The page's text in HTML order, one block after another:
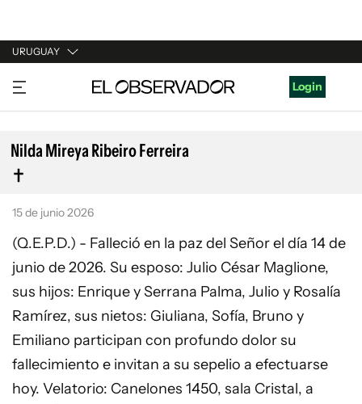
URUGUAY
URUGUAY
ARGENTINA
ESPAÑA
ESTADOS UNIDOS
Login
Nilda Mireya Ribeiro Ferreira
15 de junio 2026
(Q.E.P.D.) - Falleció en la paz del Señor el día 14 de
junio de 2026. Su esposo: Julio César Maglione,
sus hijos: Enrique y Serrana Palma, Julio y Rosalía
Ramírez, sus nietos: Giuliana, Sofía, Bruno y
Emiliano participan con profundo dolor su
fallecimiento e invitan a su sepelio a efectuarse
hoy. Velatorio: Canelones 1450, sala Cristal, a